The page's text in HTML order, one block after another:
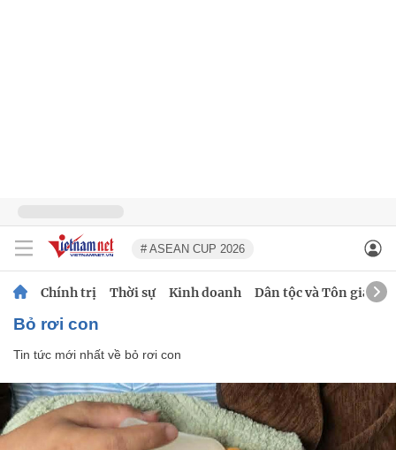
# ASEAN CUP 2026
Chính trị Thời sự Kinh doanh Dân tộc và Tôn giáo
bỏ rơi con
Tin tức mới nhất về bỏ rơi con